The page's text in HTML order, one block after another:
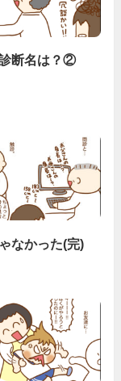
断名は？②
なかった(完)